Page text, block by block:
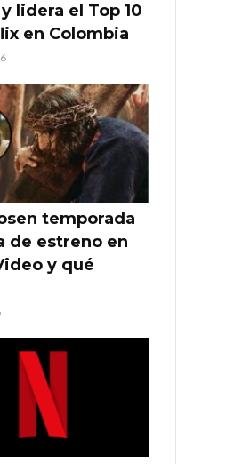
y lidera el Top 10
en Colombia
temporada
de estreno en
y qué